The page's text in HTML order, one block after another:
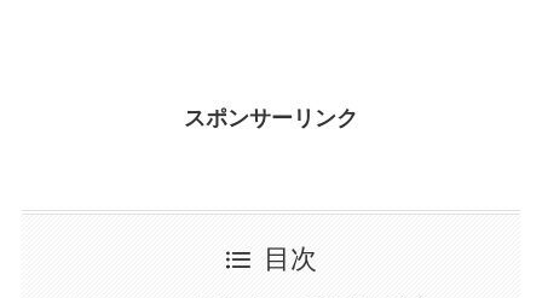
スポンサーリンク
目次